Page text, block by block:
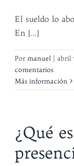
El sueldo lo
En [...]
Por manuel abril
comentarios
Más información
¿Qué